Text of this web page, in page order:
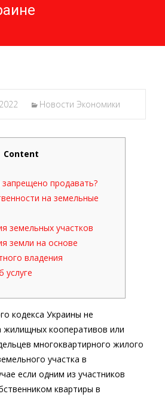
Новости Экономики
Content
запрещено продавать?
на земельные
земельных участков
земли на основе
владения
услуге
кодекса Украины не
жилищных кооперативов или
многоквартирного жилого
участка в
если одним из участников
квартиры в